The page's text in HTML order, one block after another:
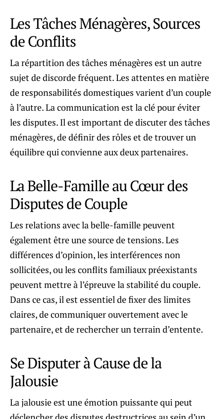
Les Tâches Ménagères, Sources
de Conflits
La répartition des tâches ménagères est un autre
sujet de discorde fréquent. Les attentes en matière
de responsabilités domestiques varient d’un couple
à l’autre. La communication est la clé pour éviter
les disputes. Il est important de discuter des tâches
ménagères, de définir des rôles et de trouver un
équilibre qui convienne aux deux partenaires.
La Belle-Famille au Cœur des
Disputes de Couple
Les relations avec la belle-famille peuvent
également être une source de tensions. Les
différences d’opinion, les interférences non
sollicitées, ou les conflits familiaux préexistants
peuvent mettre à l’épreuve la stabilité du couple.
Dans ce cas, il est essentiel de fixer des limites
claires, de communiquer ouvertement avec le
partenaire, et de rechercher un terrain d’entente.
Se Disputer à Cause de la
Jalousie
La jalousie est une émotion puissante qui peut